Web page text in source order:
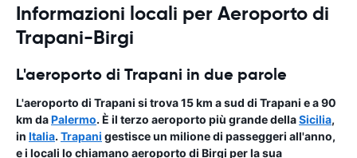
Informazioni locali per Aeroporto di
Trapani-Birgi
L'aeroporto di Trapani in due parole
L'aeroporto di Trapani si trova 15 km a sud di Trapani e a 90
km daPalermo. È il terzo aeroporto più grande dellaSicilia,
in Italia. Trapani gestisce un milione di passeggeri all'anno,
e i locali lo chiamano aeroporto di Birgi per la sua